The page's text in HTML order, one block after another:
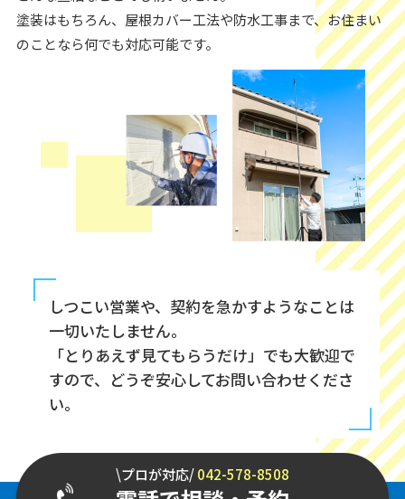
塗装はもちろん、屋根カバー工法や防水工事まで、お住まい
のことなら何でも対応可能です。
しつこい営業や、契約を急かすようなことは
一切いたしません。
「とりあえず見てもらうだけ」でも大歓迎で
すので、どうぞ安心してお問い合わせくださ
い。
\プロが対応/042-578-8508